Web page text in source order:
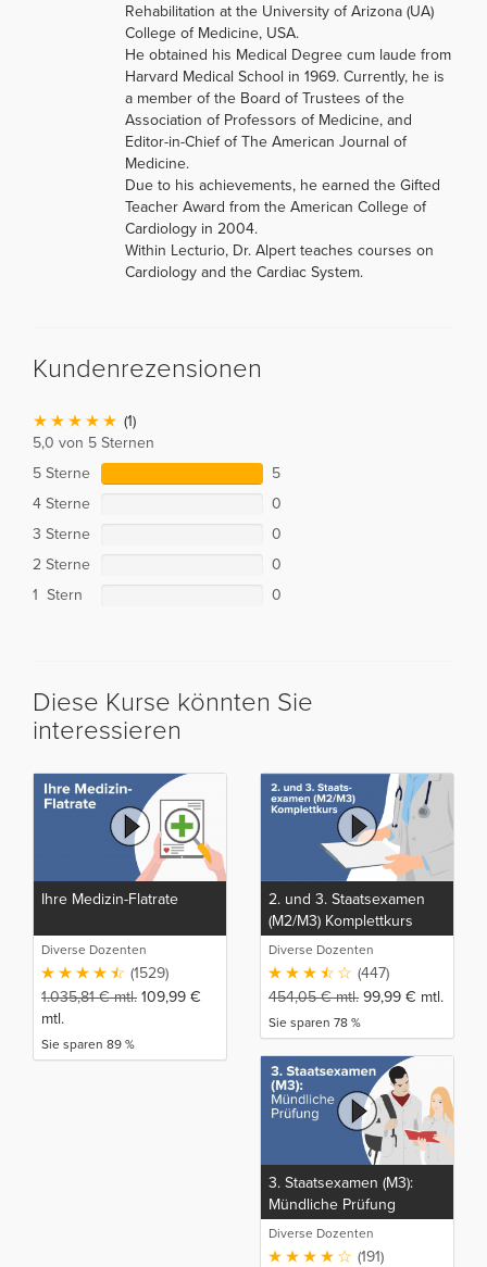
Rehabilitation at the University of Arizona (UA)
College of Medicine, USA.
He obtained his Medical Degree cum laude from
Harvard Medical School in 1969. Currently, he is
a member of the Board of Trustees of the
Association of Professors of Medicine, and
Editor-in-Chief of The American Journal of
Medicine.
Due to his achievements, he earned the Gifted
Teacher Award from the American College of
Cardiology in 2004.
Within Lecturio, Dr. Alpert teaches courses on
Cardiology and the Cardiac System.
Kundenrezensionen
(1)
5,0 von 5 Sternen
5 Sterne
5
4 Sterne
0
3 Sterne
0
2 Sterne
0
1 Stern
0
Diese Kurse könnten Sie
interessieren
Ihre Medizin-Flatrate
Diverse Dozenten
(1529)
1.035,81€mtl. 109,99 €
mtl.
Sie sparen 89 %
2. und 3. Staatsexamen
(M2/M3) Komplettkurs
Diverse Dozenten
(447)
454,05€mtl. 99,99 € mtl.
Sie sparen 78 %
3. Staatsexamen (M3):
Mündliche Prüfung
Diverse Dozenten
(191)